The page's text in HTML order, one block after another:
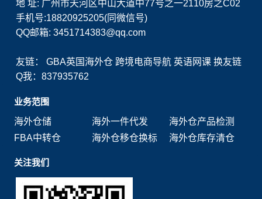
地 址: 广州市天河区中山大道中77号之一2110房之C02
手机号:18820925205(同微信号)
QQ邮箱: 3451714383@qq.com
友链：GBA英国海外仓 跨境电商导航 英语网课 换友链
Q我：837935762
业务范围
海外仓储
海外一件代发
海外仓产品检测
FBA中转仓
海外仓移仓换标 海外仓库存清仓
关注我们